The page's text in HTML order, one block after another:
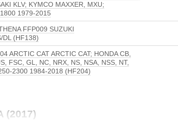
(2017)
KLV; KYMCO MAXXER, MXU;
1979-2015
FFP009 SUZUKI
DL (HF138)
ARCTIC CAT ARCTIC CAT; HONDA CB,
FSC, GL, NC, NRX, NS, NSA, NSS, NT,
2300 1984-2018 (HF204)